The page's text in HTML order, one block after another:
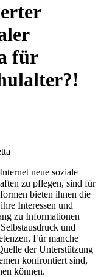
für
neue soziale
zu pflegen, sind für
bieten ihnen die
Interessen und
zu Informationen
und
Für manche
der Unterstützung
konfrontiert sind,
können.